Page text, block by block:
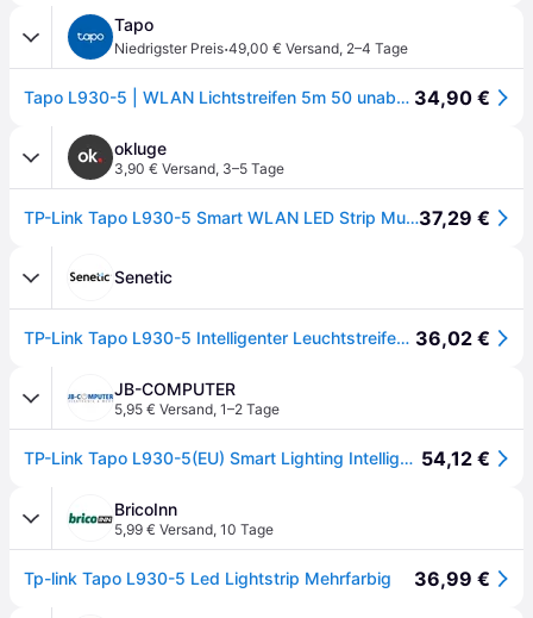
Tapo
Niedrigster Preis·49,00 € Versand, 2–4 Tage
Tapo L930-5 | WLAN Lichtstreifen 5m 50 unabhängige Farbzonen inkl. Weiß 34,90 €
okluge
3,90 € Versand, 3–5 Tage
TP-Link Tapo L930-5 Smart WLAN LED Strip Multicolor 5m Apple HomeKit37,29 €
Senetic
TP-Link Tapo L930-5 Intelligenter Leuchtstreifen WLAN Tapo L930-5 36,02 €
JB-COMPUTER
5,95 € Versand, 1–2 Tage
TP-Link Tapo L930-5(EU) Smart Lighting Intelligenter Leuchtstreifen WLAN 54,12 €
BricoInn
5,99 € Versand, 10 Tage
Tp-link Tapo L930-5 Led Lightstrip Mehrfarbig 36,99 €